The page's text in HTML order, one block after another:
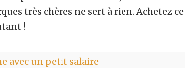
très chères ne sert à rien. Achetez ce
!
avec un petit salaire